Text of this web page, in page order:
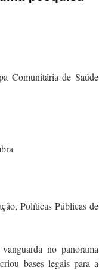
Comunitária de Saúde
Políticas Públicas de
no panorama
bases legais para a